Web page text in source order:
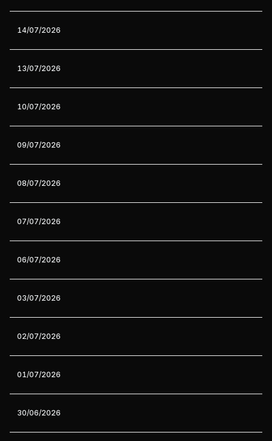
14/07/2026
13/07/2026
10/07/2026
09/07/2026
08/07/2026
07/07/2026
06/07/2026
03/07/2026
02/07/2026
01/07/2026
30/06/2026